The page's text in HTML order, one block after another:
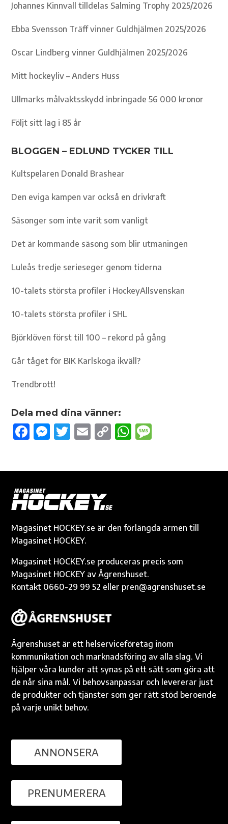
Johannes Kinnvall tilldelas Salming Trophy 2025/2026
Ebba Svensson Träff vinner Guldhjälmen 2025/2026
Oscar Lindberg vinner Guldhjälmen 2025/2026
Mitt hockeyliv – Anders Huss
Ullmarks målvaktsskydd inbringade 56 000 kronor
Följt sitt lag i 85 år
BLOGGEN – EDLUND TYCKER TILL
Kultspelaren Donald Brashear
Den eviga kampen var också en drivkraft
Säsonger som inte varit som vanligt
Det är kommande säsong som blir utmaningen
Luleås tredje serieseger genom tiderna
10-talets största profiler i HockeyAllsvenskan
10-talets största profiler i SHL
Björklöven först till 100 – rekord på gång
Går tåget för BIK Karlskoga ikväll?
Trendbrott!
Dela med dina vänner:
F
o
o
k
M
g
er
T
r
E
C
n
k
W
p
Magasinet HOCKEY.se är den förlängda armen till
Magasinet HOCKEY.
Magasinet HOCKEY.se produceras precis som
Magasinet HOCKEY av Ågrenshuset.
Kontakt 0660-29 99 52 eller pren@agrenshuset.se
Ågrenshuset är ett helserviceföretag inom
kommunikation och marknadsföring av alla slag. Vi
hjälper våra kunder att synas på ett sätt som göra att
de når sina mål. Vi behovsanpassar och levererar just
de produkter och tjänster som ger rätt stöd beroende
på varje unikt behov.
ANNONSERA
PRENUMERERA